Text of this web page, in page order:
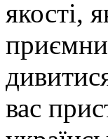
якості,
вас